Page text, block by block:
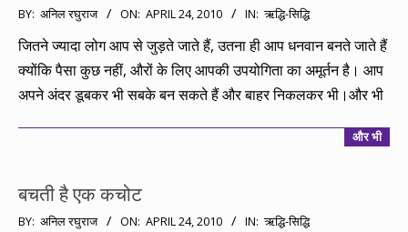
2010-
04-
24
BY: अनिल रघुराज ON: APRIL 24, 2010 IN: ऋद्धि-सिद्धि
जितने ज्यादा लोग आप से जुड़ते जाते हैं, उतना ही आप धनवान बनते जाते हैं
क्योंकि पैसा कुछ नहीं, औरों के लिए आपकी उपयोगिता का अमूर्तन है। आप
अपने अंदर डूबकर भी सबके बन सकते हैं और बाहर निकलकर भी।और भी
और भी
बचती है एक कचोट
2010-
BY: अनिल रघुराज ON: APRIL 24, 2010 IN: ऋद्धि-सिद्धि